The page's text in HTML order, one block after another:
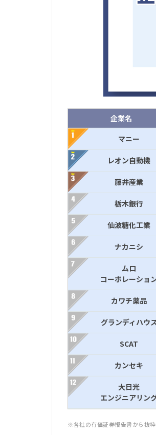
企業名
マニー
レオン自動機
藤井産業
栃木銀行
仙波糖化工業
ナカニシ
ムロ
コーポレーショ
カワチ薬品
グランディハウ
SCAT
カンセキ
大日光
エンジニアリン
※各社の有価証券報告書から抜粋